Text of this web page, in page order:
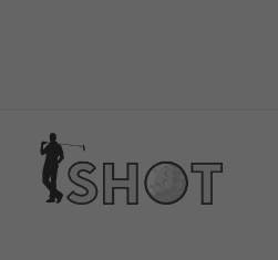
contenuto